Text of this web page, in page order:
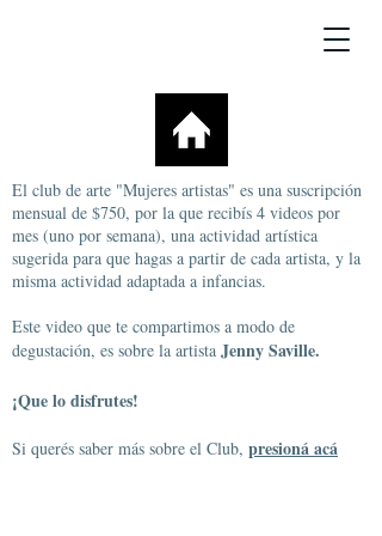
El club de arte "Mujeres artistas" es una suscripción
mensual de $750, por la que recibís 4 videos por
mes (uno por semana), una actividad artística
sugerida para que hagas a partir de cada artista, y la
misma actividad adaptada a infancias.
Este video que te compartimos a modo de
degustación, es sobre la artista Jenny Saville.
¡Que lo disfrutes!
Si querés saber más sobre el Club, presioná acá